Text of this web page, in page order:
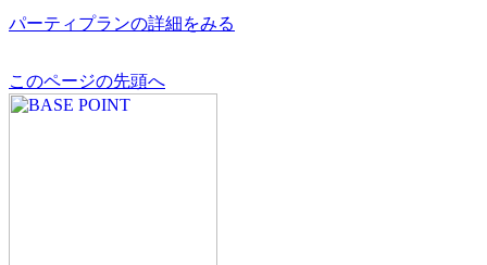
パーティプランの詳細をみる
このページの先頭へ